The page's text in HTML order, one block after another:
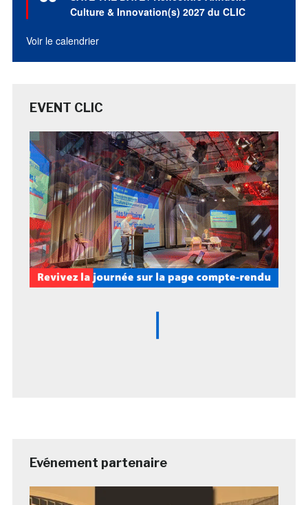
Culture & Innovation(s) 2027 du CLIC
Voir le calendrier
EVENT CLIC
Evénement partenaire